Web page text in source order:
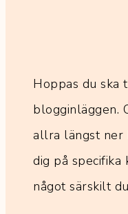
Hoppas du ska
blogginläggen.
allra längst ner
dig på
något särskilt